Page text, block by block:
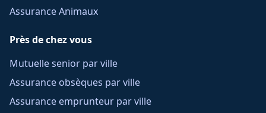
Assurance Animaux
Près de chez vous
Mutuelle senior par ville
Assurance obsèques par ville
Assurance emprunteur par ville